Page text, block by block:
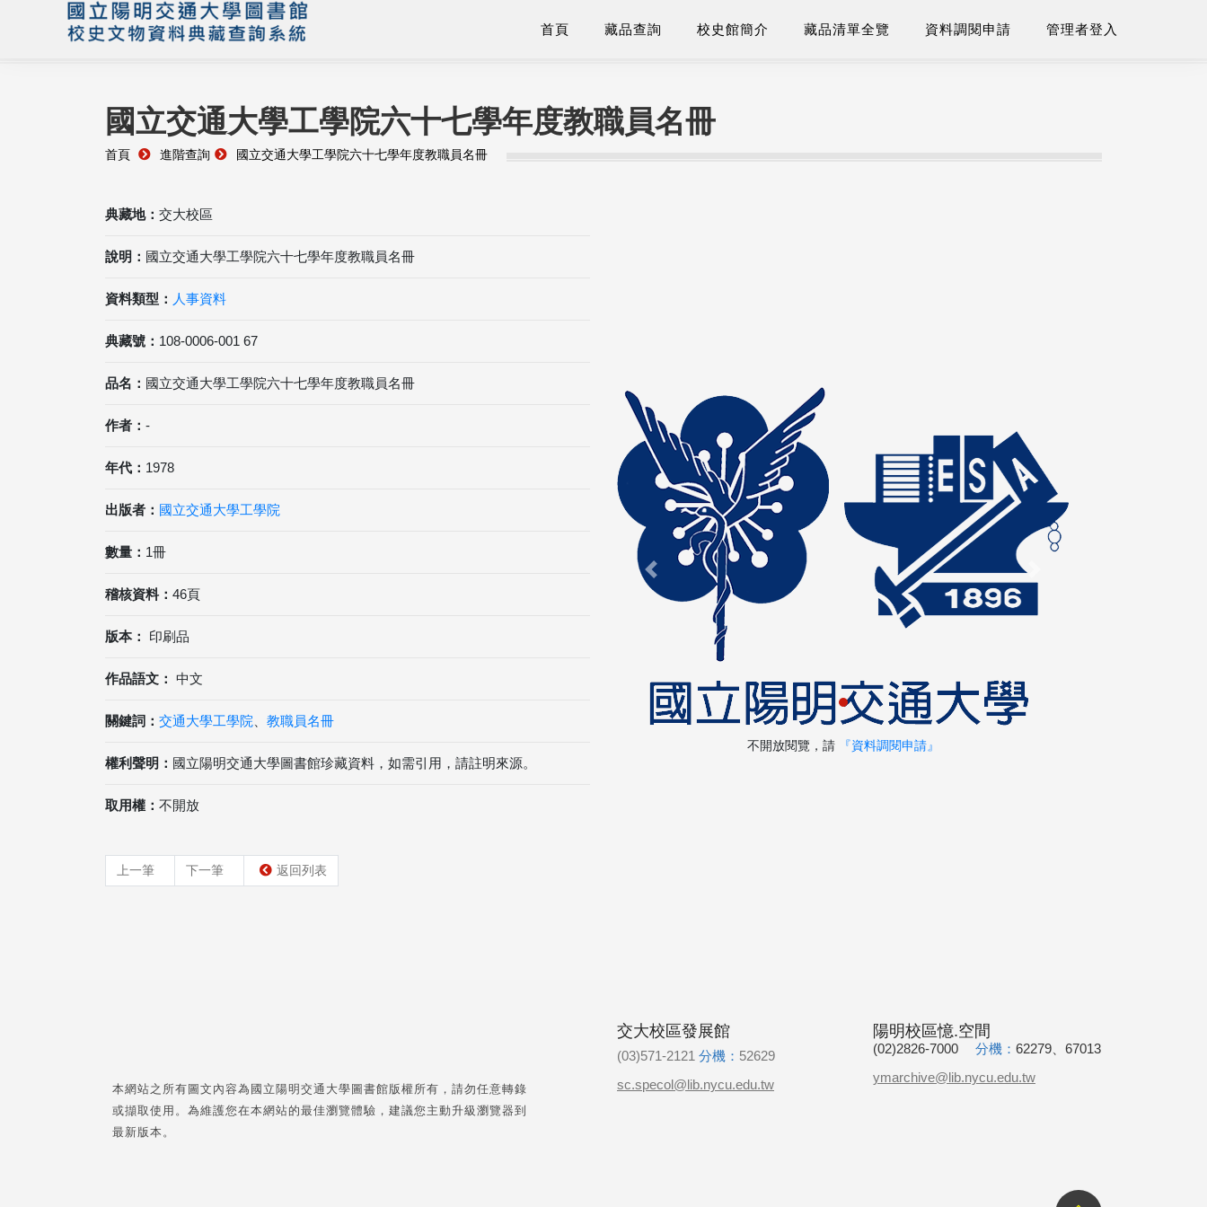
首頁 藏品查詢 校史館簡介 藏品清單全覽 資料調閱申請 管理者登入
國立交通大學工學院六十七學年度教職員名冊
首頁 進階查詢 國立交通大學工學院六十七學年度教職員名冊
典藏地： 交大校區
說明： 國立交通大學工學院六十七學年度教職員名冊
資料類型： 人事資料
典藏號： 108-0006-001 67
品名： 國立交通大學工學院六十七學年度教職員名冊
作者： -
年代： 1978
出版者： 國立交通大學工學院
數量： 1冊
稽核資料： 46頁
版本： 印刷品
作品語文： 中文
關鍵詞： 交通大學工學院 教職員名冊
權利聲明： 國立陽明交通大學圖書館珍藏資料，如需引用，請註明來源。
取用權： 不開放
上一筆 下一筆 返回列表
Previous
不開放閱覽，請 『資料調閱申請』
本網站之所有圖文內容為國立陽明交通大學圖書館版權所有，請勿任意轉錄
或擷取使用。為維護您在本網站的最佳瀏覽體驗，建議您主動升級瀏覽器到
最新版本。
交大校區發展館
(03)571-2121 分機： 52629
sc.specol@lib.nycu.edu.tw
陽明校區憶.空間
(02)2826-7000 分機： 62279、67013
ymarchive@lib.nycu.edu.tw